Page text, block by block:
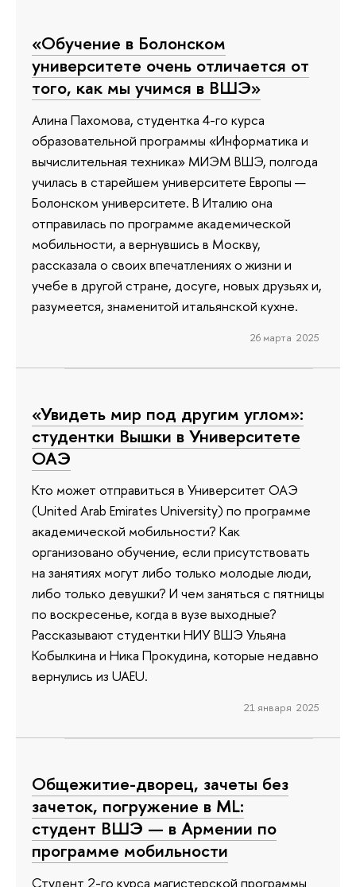
«Обучение в Болонском
университете очень отличается от
того, как мы учимся в ВШЭ»
Алина Пахомова, студентка 4-го курса
образовательной программы «Информатика и
вычислительная техника» МИЭМ ВШЭ, полгода
училась в старейшем университете Европы —
Болонском университете. В Италию она
отправилась по программе академической
мобильности, а вернувшись в Москву,
рассказала о своих впечатлениях о жизни и
учебе в другой стране, досуге, новых друзьях и,
разумеется, знаменитой итальянской кухне.
26 марта 2025
«Увидеть мир под другим углом»:
студентки Вышки в Университете
ОАЭ
Кто может отправиться в Университет ОАЭ
(United Arab Emirates University) по программе
академической мобильности? Как
организовано обучение, если присутствовать
на занятиях могут либо только молодые люди,
либо только девушки? И чем заняться с пятницы
по воскресенье, когда в вузе выходные?
Рассказывают студентки НИУ ВШЭ Ульяна
Кобылкина и Ника Прокудина, которые недавно
вернулись из UAEU.
21 января 2025
Общежитие-дворец, зачеты без
зачеток, погружение в ML:
студент ВШЭ — в Армении по
программе мобильности
Студент 2-го курса магистерской программы